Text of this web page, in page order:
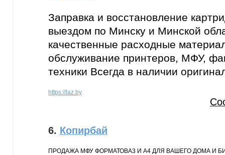
Заправка и восстановление
выездом по Минску и Минской
качественные расходные
обслуживание принтеров, МФУ,
техники Всегда в наличии
https://laz.by
6. Копирбай
ПРОДАЖА МФУ ФОРМАТОВА3 И А4 ДЛЯ ВАШЕГО ДОМА И